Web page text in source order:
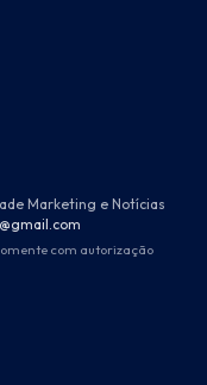
Marketing e Notícias
com autorização